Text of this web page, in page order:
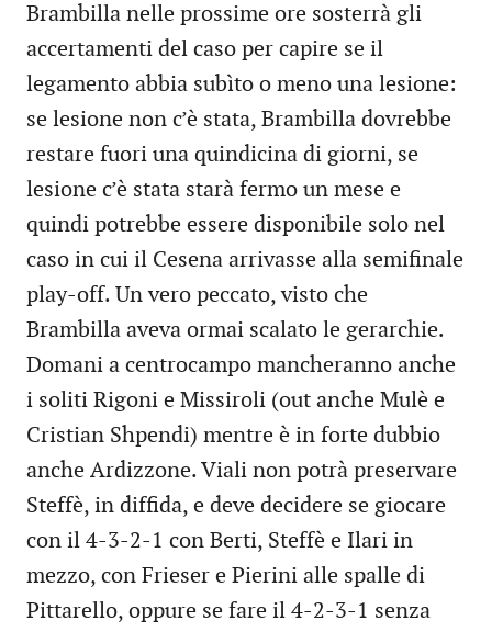
Brambilla nelle prossime ore sosterrà gli
accertamenti del caso per capire se il
legamento abbia subìto o meno una lesione:
se lesione non c’è stata, Brambilla dovrebbe
restare fuori una quindicina di giorni, se
lesione c’è stata starà fermo un mese e
quindi potrebbe essere disponibile solo nel
caso in cui il Cesena arrivasse alla semifinale
play-off. Un vero peccato, visto che
Brambilla aveva ormai scalato le gerarchie.
Domani a centrocampo mancheranno anche
i soliti Rigoni e Missiroli (out anche Mulè e
Cristian Shpendi) mentre è in forte dubbio
anche Ardizzone. Viali non potrà preservare
Steffè, in diffida, e deve decidere se giocare
con il 4-3-2-1 con Berti, Steffè e Ilari in
mezzo, con Frieser e Pierini alle spalle di
Pittarello, oppure se fare il 4-2-3-1 senza